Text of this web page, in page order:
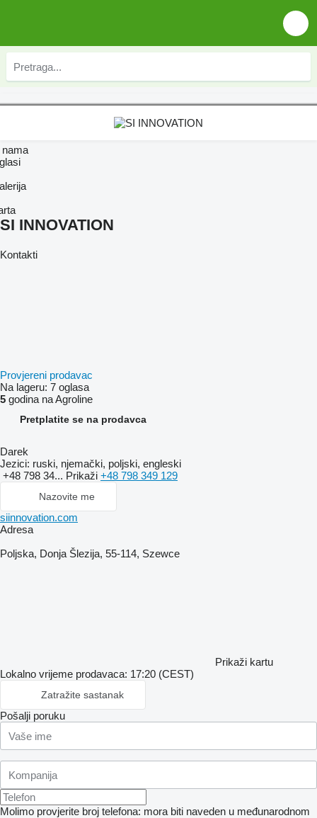
SI INNOVATION
Kontakti
Provjereni prodavac
Na lageru: 7 oglasa
5 godina na Agroline
Pretplatite se na prodavca
Darek
Jezici: ruski, njemački, poljski, engleski
+48 798 34... Prikaži +48 798 349 129
Nazovite me
siinnovation.com
Adresa
Poljska, Donja Šlezija, 55-114, Szewce
Prikaži kartu
Lokalno vrijeme prodavaca: 17:20 (CEST)
Zatražite sastanak
Pošalji poruku
Molimo provjerite broj telefona: mora biti naveden u međunarodnom